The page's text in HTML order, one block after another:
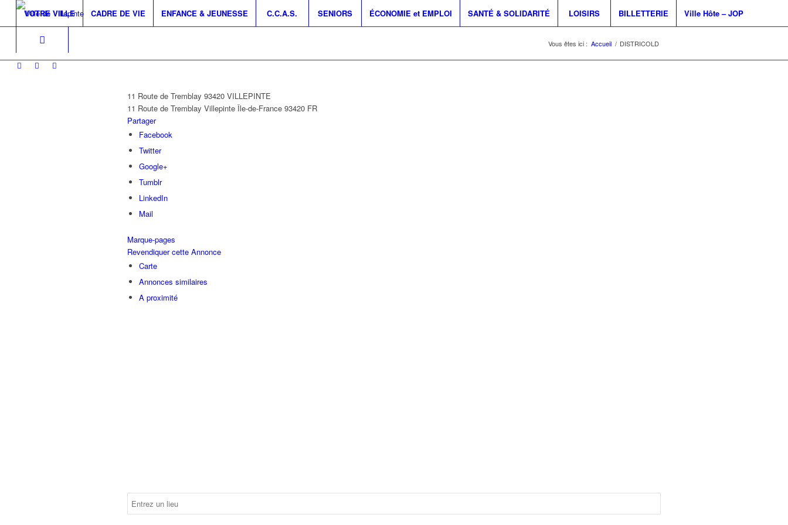
VOTRE VILLE CADRE DE VIE ENFANCE & JEUNESSE C.C.A.S. SENIORS ÉCONOMIE et EMPLOI SANTÉ & SOLIDARITÉ LOISIRS BILLETTERIE Ville Hôte – JOP
Vous êtes ici : Accueil / DISTRICOLD
11 Route de Tremblay 93420 VILLEPINTE
11 Route de Tremblay Villepinte Île-de-France 93420 FR
Partager
Facebook
Twitter
Google+
Tumblr
LinkedIn
Mail
Marque-pages
Revendiquer cette Annonce
Carte
Annonces similaires
A proximité